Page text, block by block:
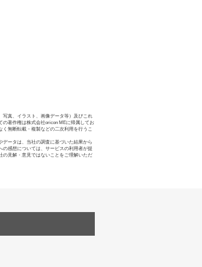
写真、イラスト、画像データ等）及びこれ
の著作権は株式会社oricon MEに帰属してお
く無断転載・複製などの二次利用を行うこ
データは、当社の調査に基づいた結果から
の感想については、サービスの利用者が提
の見解・意見ではないことをご理解いただ